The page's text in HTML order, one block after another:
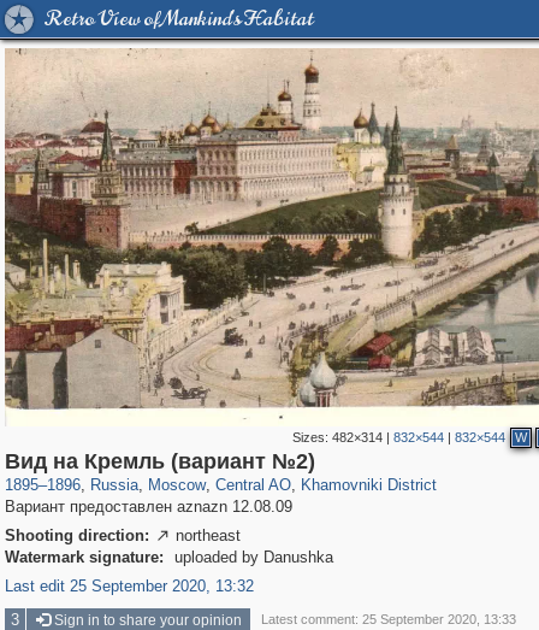
Retro View of Mankind's Habitat
Sizes:482×314 |832×544 |832×544 W
Вид на Кремль (вариант №2)
1895–1896, Russia
1,407,351 29,248
, Moscow
319,882 8,286
, Central AO
160,021 5,916
, Khamovniki District
19,395
Вариант предоставлен aznazn 12.08.09
Shooting direction:  northeast
Watermark signature:
uploaded by Danushka
Last edit 25 September 2020, 13:32
3
Sign in to share your opinion Latest comment: 25 September 2020, 13:33